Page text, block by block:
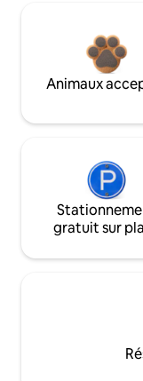
Animaux
gratuit sur